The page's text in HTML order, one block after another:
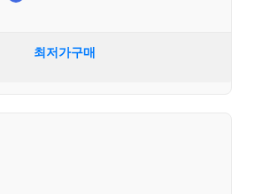
최저가구매